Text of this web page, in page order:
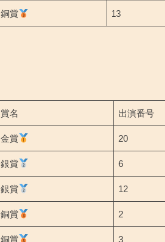
銅賞 13
賞名 出演番号
金賞 20
銀賞 6
銀賞 12
銅賞 2
銅賞 3